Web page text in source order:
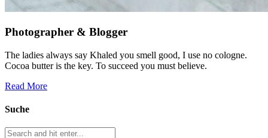
Photographer & Blogger
The ladies always say Khaled you smell good, I use no cologne.
Cocoa butter is the key. To succeed you must believe.
Read More
Suche